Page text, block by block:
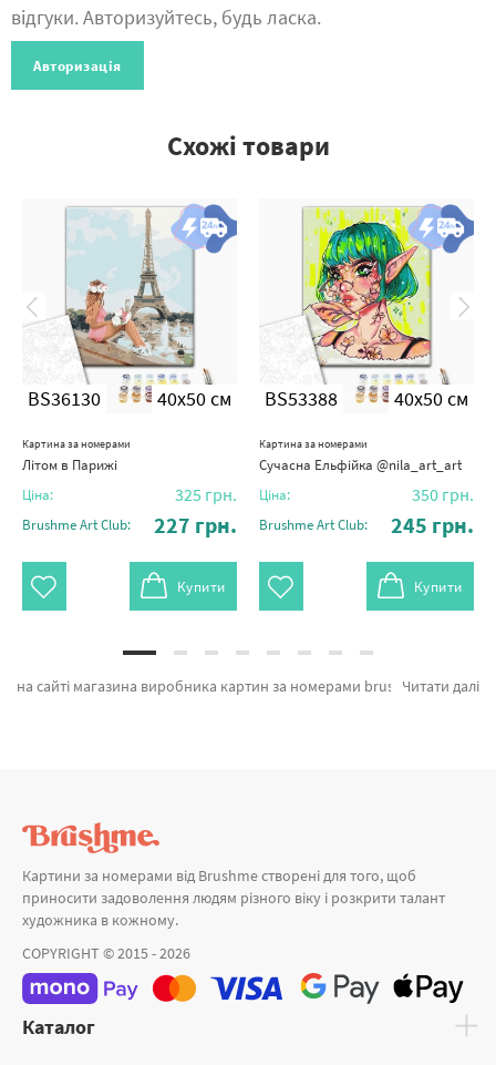
відгуки. Авторизуйтесь, будь ласка.
Авторизація
Схожі товари
BS36130 40x50 см
Картина за номерами
Літом в Парижі
Ціна: 325 грн.
Brushme Art Club: 227 грн.
Купити
BS53388 40x50 см
Картина за номерами
Сучасна Ельфійка @nila_art_art
Ціна: 350 грн.
Brushme Art Club: 245 грн.
Купити
Читати далі
на сайті магазина виробника картин за номерами brushme.com.ua. На сторінці є можливість обрати Картина за номерами Принцесса и единорог від лідируючого бренду Brushme який надихає дизайном. Весь асортимент категорії «» зроблено з любов'ю. Пара в Венеції, Друзі-шедеври © Viktoriya Kovalenko и Казка для двох а также великий вибір продукції за хорошими цінами. При замовленні Алмазні картини або картина за номерами миколаїв, миттєво відвеземо в Тернопіль або будь-яку область. Підводний світ та картини за номерами повітряні, придбайте прямо зараз!
Картини за номерами від Brushme створені для того, щоб
приносити задоволення людям різного віку і розкрити талант
художника в кожному.
COPYRIGHT © 2015 - 2026
Каталог